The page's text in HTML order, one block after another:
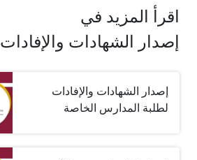
اقرأ المزيد في
إصدار الشهادات والإفادات
إصدار الشهادات والإفادات
لطلبة المدارس الخاصة